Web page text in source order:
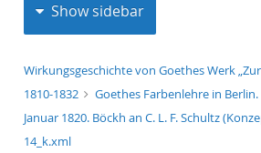
Show sidebar
Wirkungsgeschichte von Goethes Werk
1810-1832
Goethes Farbenlehre in
Januar 1820. Böckh an C. L. F. Schultz
14_k.xml